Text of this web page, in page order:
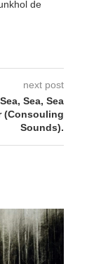
de
next post
Sea, Sea
(Consouling
Sounds) .